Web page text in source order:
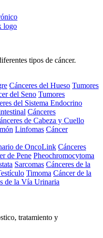
tipos de cáncer.
Cánceres del Hueso Tumores
del Seno Tumores
del Sistema Endocrino
Cánceres
de Cabeza y Cuello
Linfomas Cáncer
de OncoLink Cánceres
de Pene Pheochromocytoma
Sarcomas Cánceres de la
Timoma Cáncer de la
de la Vía Urinaria
tratamiento y